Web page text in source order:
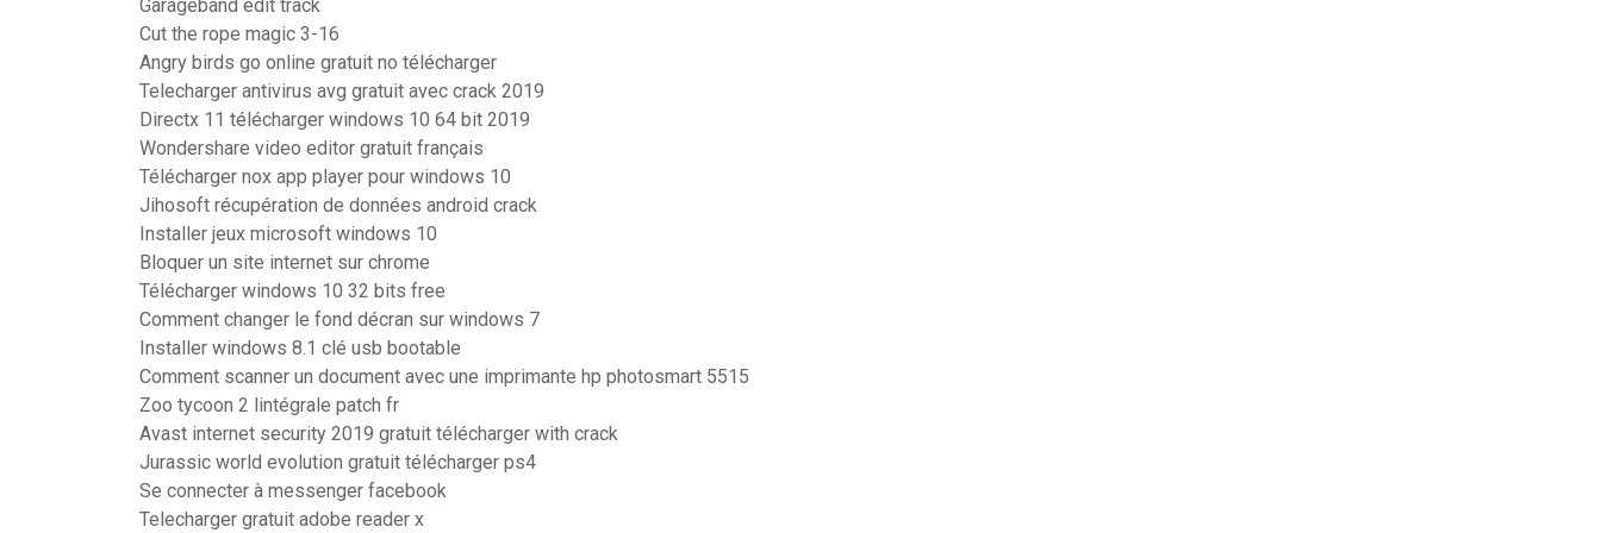
Garageband edit track
Cut the rope magic 3-16
Angry birds go online gratuit no télécharger
Telecharger antivirus avg gratuit avec crack 2019
Directx 11 télécharger windows 10 64 bit 2019
Wondershare video editor gratuit français
Télécharger nox app player pour windows 10
Jihosoft récupération de données android crack
Installer jeux microsoft windows 10
Bloquer un site internet sur chrome
Télécharger windows 10 32 bits free
Comment changer le fond décran sur windows 7
Installer windows 8.1 clé usb bootable
Comment scanner un document avec une imprimante hp photosmart 5515
Zoo tycoon 2 lintégrale patch fr
Avast internet security 2019 gratuit télécharger with crack
Jurassic world evolution gratuit télécharger ps4
Se connecter à messenger facebook
Telecharger gratuit adobe reader x